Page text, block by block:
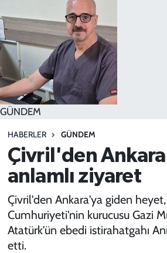
GÜNDEM
HABERLER GÜNDEM
Çivril'den
anlamlı ziyaret
Çivril'den Ankara'ya giden
Cumhuriyeti'nin kurucusu Gazi
Atatürk'ün ebedi istirahatgahı
etti.
SPOR
TEKNOLOJİ
YAŞAM